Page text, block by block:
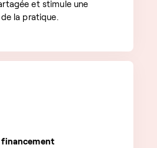
et stimule une
la pratique.